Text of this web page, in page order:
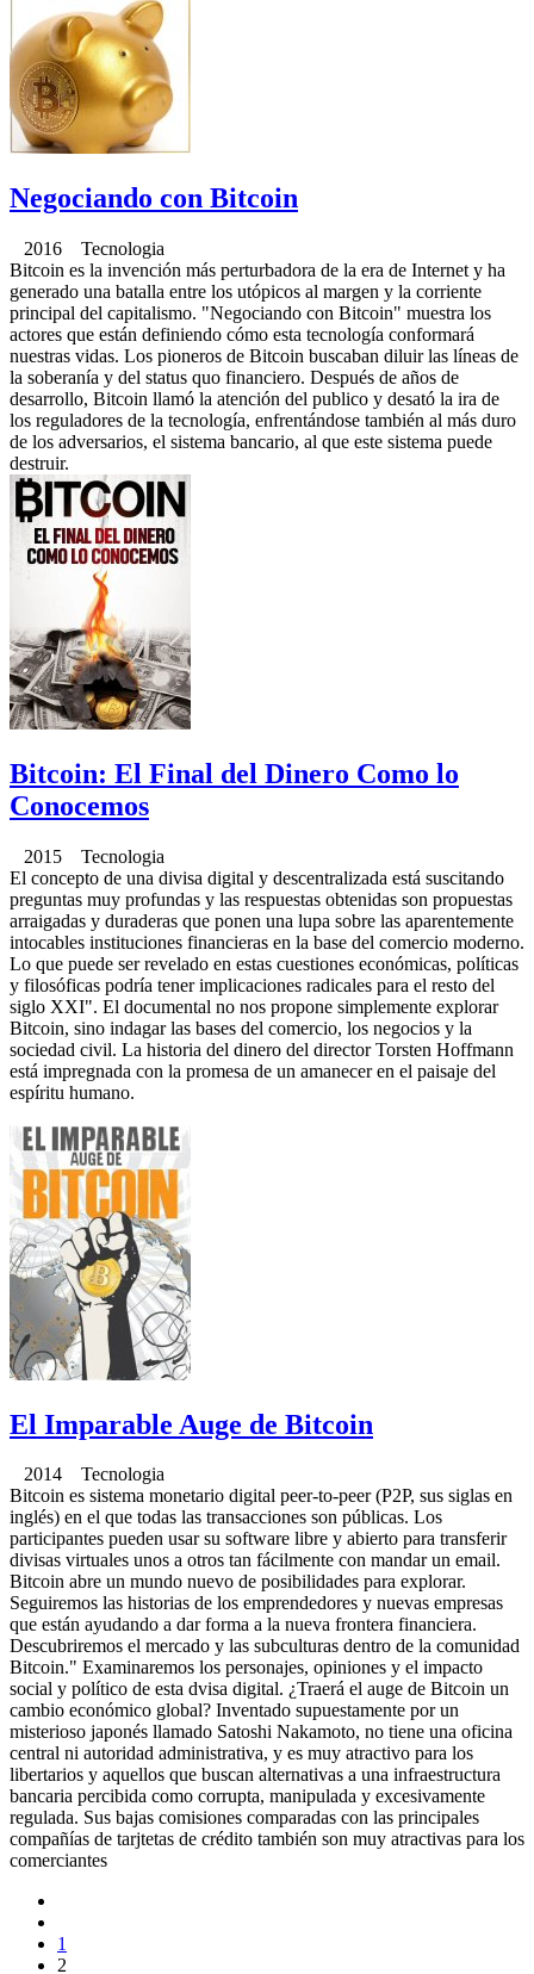
Negociando con Bitcoin
2016 Tecnologia
Bitcoin es la invención más perturbadora de la era de Internet y ha
generado una batalla entre los utópicos al margen y la corriente
principal del capitalismo. "Negociando con Bitcoin" muestra los
actores que están definiendo cómo esta tecnología conformará
nuestras vidas. Los pioneros de Bitcoin buscaban diluir las líneas de
la soberanía y del status quo financiero. Después de años de
desarrollo, Bitcoin llamó la atención del publico y desató la ira de
los reguladores de la tecnología, enfrentándose también al más duro
de los adversarios, el sistema bancario, al que este sistema puede
destruir.
Bitcoin: El Final del Dinero Como lo
Conocemos
2015 Tecnologia
El concepto de una divisa digital y descentralizada está suscitando
preguntas muy profundas y las respuestas obtenidas son propuestas
arraigadas y duraderas que ponen una lupa sobre las aparentemente
intocables instituciones financieras en la base del comercio moderno.
Lo que puede ser revelado en estas cuestiones económicas, políticas
y filosóficas podría tener implicaciones radicales para el resto del
siglo XXI". El documental no nos propone simplemente explorar
Bitcoin, sino indagar las bases del comercio, los negocios y la
sociedad civil. La historia del dinero del director Torsten Hoffmann
está impregnada con la promesa de un amanecer en el paisaje del
espíritu humano.
El Imparable Auge de Bitcoin
2014 Tecnologia
Bitcoin es sistema monetario digital peer-to-peer (P2P, sus siglas en
inglés) en el que todas las transacciones son públicas. Los
participantes pueden usar su software libre y abierto para transferir
divisas virtuales unos a otros tan fácilmente con mandar un email.
Bitcoin abre un mundo nuevo de posibilidades para explorar.
Seguiremos las historias de los emprendedores y nuevas empresas
que están ayudando a dar forma a la nueva frontera financiera.
Descubriremos el mercado y las subculturas dentro de la comunidad
Bitcoin." Examinaremos los personajes, opiniones y el impacto
social y político de esta dvisa digital. ¿Traerá el auge de Bitcoin un
cambio económico global? Inventado supuestamente por un
misterioso japonés llamado Satoshi Nakamoto, no tiene una oficina
central ni autoridad administrativa, y es muy atractivo para los
libertarios y aquellos que buscan alternativas a una infraestructura
bancaria percibida como corrupta, manipulada y excesivamente
regulada. Sus bajas comisiones comparadas con las principales
compañías de tarjtetas de crédito también son muy atractivas para los
comerciantes
1
2